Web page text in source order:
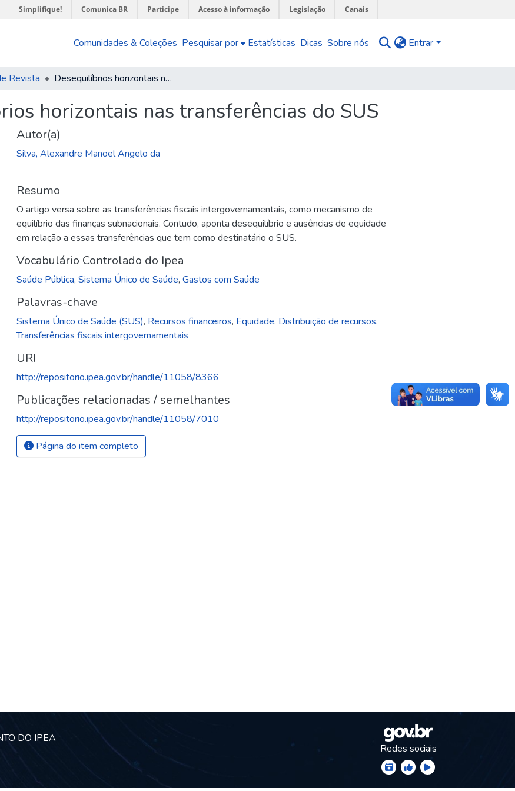
Simplifique! Comunica BR Participe Acesso à informação Legislação Canais
Comunidades & Coleções Pesquisar por Estatísticas Dicas Sobre nós Entrar
Revista Desequilíbrios horizontais nas transferências do SUS
horizontais nas transferências do SUS
Autor(a)
Silva, Alexandre Manoel Angelo da
Resumo
O artigo versa sobre as transferências fiscais intergovernamentais, como mecanismo de
equilíbrio das finanças subnacionais. Contudo, aponta desequilíbrio e ausências de equidade
em relação a essas transferências que tem como destinatário o SUS.
Vocabulário Controlado do Ipea
Saúde Pública,Sistema Único de Saúde,Gastos com Saúde
Palavras-chave
Sistema Único de Saúde (SUS), Recursos financeiros, Equidade, Distribuição de recursos,
Transferências fiscais intergovernamentais
URI
http://repositorio.ipea.gov.br/handle/11058/8366
Publicações relacionadas / semelhantes
http://repositorio.ipea.gov.br/handle/11058/7010
Página do item completo
DO IPEA
Redes sociais